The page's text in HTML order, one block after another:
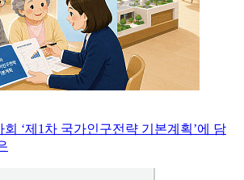
회 ‘제1차 국가인구전략 기본계획’에 담